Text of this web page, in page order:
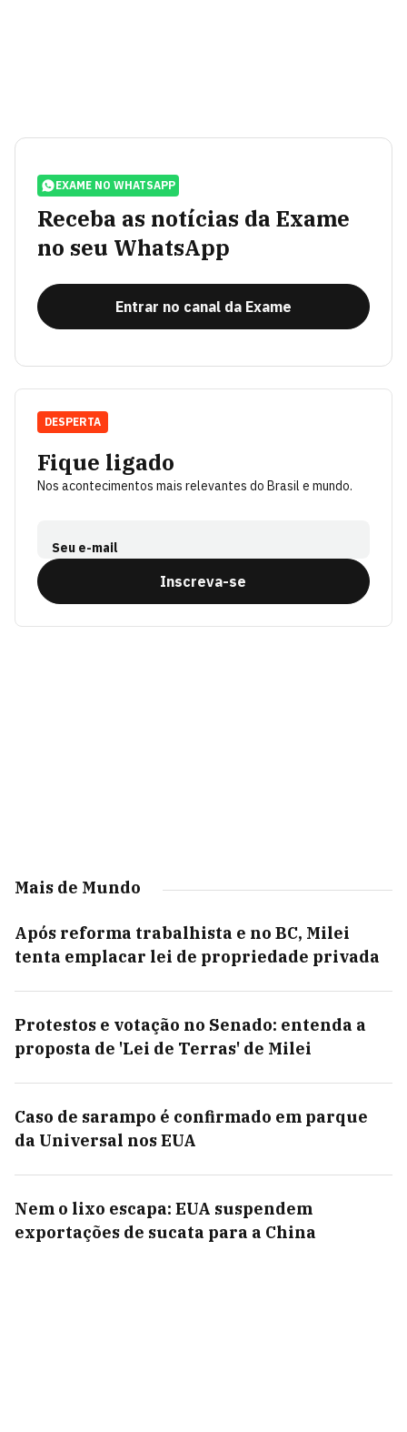
EXAME NO WHATSAPP
Receba as notícias da Exame
no seu WhatsApp
Entrar no canal da Exame
Fique ligado
Nos acontecimentos mais relevantes do Brasil e mundo.
Seu e-mail
Inscreva-se
DESPERTA
Mais de Mundo
Após reforma trabalhista e no BC, Milei
tenta emplacar lei de propriedade privada
Protestos e votação no Senado: entenda a
proposta de 'Lei de Terras' de Milei
Caso de sarampo é confirmado em parque
da Universal nos EUA
Nem o lixo escapa: EUA suspendem
exportações de sucata para a China